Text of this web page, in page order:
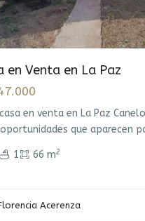
en Venta en La Paz
en venta en La Paz
que aparecen
1 66 m2
Acerenza
,